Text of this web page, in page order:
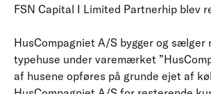
FSN Capital I Limited Partnerhip blev
HusCompagniet A/S bygger og
typehuse under varemærket
af husene opføres på grunde ejet af